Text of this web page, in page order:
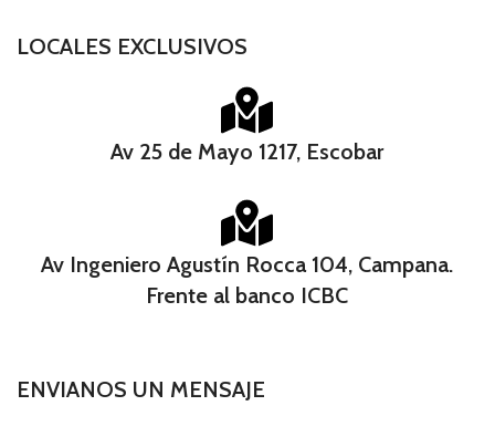
LOCALES EXCLUSIVOS
Av 25 de Mayo 1217, Escobar
Av Ingeniero Agustín Rocca 104, Campana.
Frente al banco ICBC​
ENVIANOS UN MENSAJE